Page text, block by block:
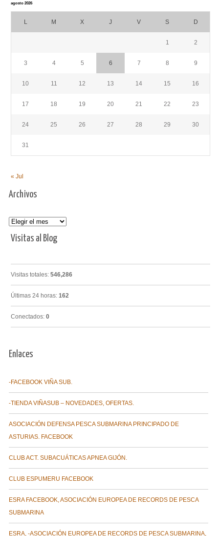
agosto 2026
L M X J V S D
1 2
3 4 5 6 7 8 9
10 11 12 13 14 15 16
17 18 19 20 21 22 23
24 25 26 27 28 29 30
31
« Jul
Archivos
Archivos
Visitas al Blog
Visitas totales: 546,286
Últimas 24 horas: 162
Conectados: 0
Enlaces
-FACEBOOK VIÑA SUB.
-TIENDA VIÑASUB – NOVEDADES, OFERTAS.
ASOCIACIÓN DEFENSA PESCA SUBMARINA PRINCIPADO DE
ASTURIAS. FACEBOOK
CLUB ACT. SUBACUÁTICAS APNEA GIJÓN.
CLUB ESPUMERU FACEBOOK
ESRA FACEBOOK, ASOCIACIÓN EUROPEA DE RECORDS DE PESCA
SUBMARINA
ESRA, -ASOCIACIÓN EUROPEA DE RECORDS DE PESCA SUBMARINA,